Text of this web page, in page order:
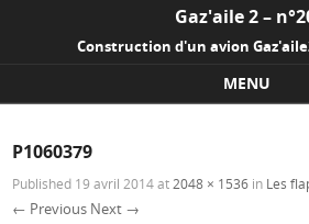
Gaz'aile 2 –
Construction d'un avion
MENU
P1060379
Published 19 avril 2014at 2048 × 1536 in Les
← Previous Next →